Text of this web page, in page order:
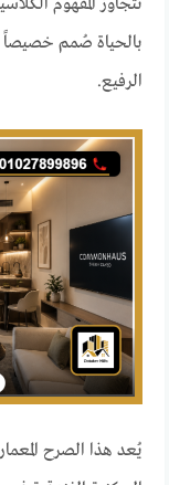
بالحياة صُمم خصيصاً
الرفيع.
يُعد هذا الصرح